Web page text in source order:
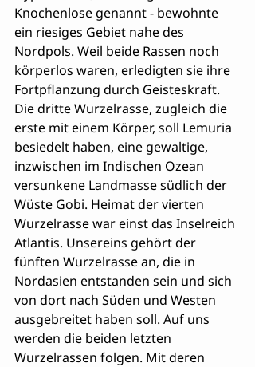
Knochenlose genannt - bewohnte
ein riesiges Gebiet nahe des
Nordpols. Weil beide Rassen noch
körperlos waren, erledigten sie ihre
Fortpflanzung durch Geisteskraft.
Die dritte Wurzelrasse, zugleich die
erste mit einem Körper, soll Lemuria
besiedelt haben, eine gewaltige,
inzwischen im Indischen Ozean
versunkene Landmasse südlich der
Wüste Gobi. Heimat der vierten
Wurzelrasse war einst das Inselreich
Atlantis. Unsereins gehört der
fünften Wurzelrasse an, die in
Nordasien entstanden sein und sich
von dort nach Süden und Westen
ausgebreitet haben soll. Auf uns
werden die beiden letzten
Wurzelrassen folgen. Mit deren